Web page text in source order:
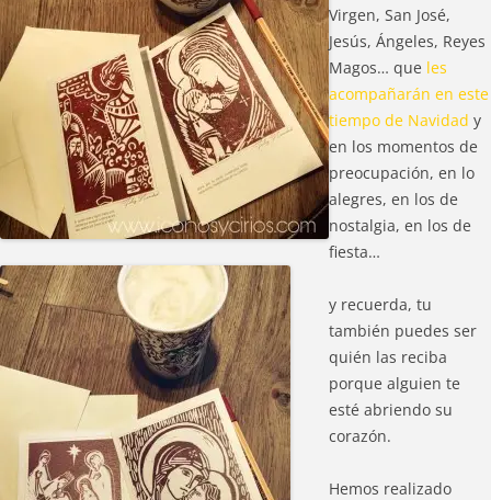
Virgen, San José,
Jesús, Ángeles, Reyes
Magos… que les
acompañarán en este
tiempo de Navidad y
en los momentos de
preocupación, en lo
alegres, en los de
nostalgia, en los de
fiesta…
y recuerda, tu
también puedes ser
quién las reciba
porque alguien te
esté abriendo su
corazón.
Hemos realizado